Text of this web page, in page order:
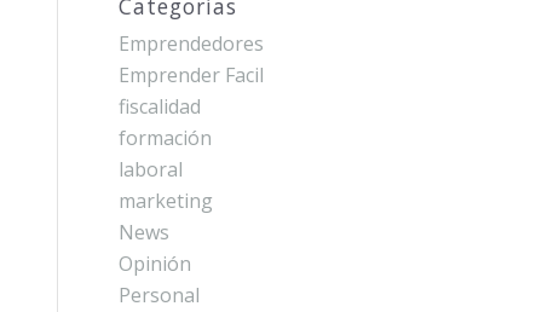
Categorías
Emprendedores
Emprender Facil
fiscalidad
formación
laboral
marketing
News
Opinión
Personal